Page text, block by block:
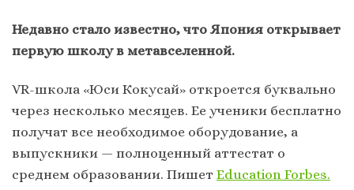
Недавно стало известно, что Япония открывает
первую школу в метавселенной.
VR-школа «Юси Кокусай» откроется буквально
через несколько месяцев. Ее ученики бесплатно
получат все необходимое оборудование, а
выпускники — полноценный аттестат о
среднем образовании. Пишет Education Forbes.